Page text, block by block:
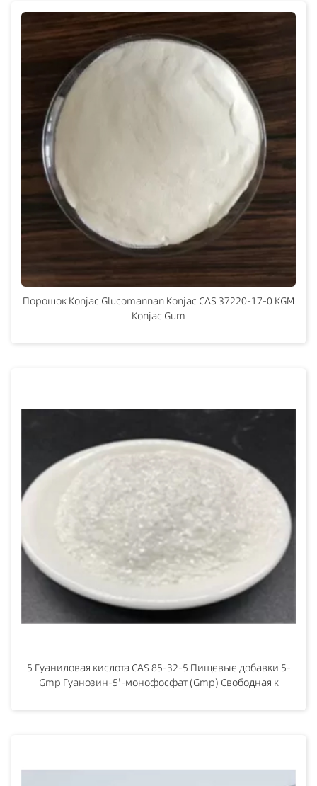
Порошок Konjac Glucomannan Konjac CAS 37220-17-0 KGM
Konjac Gum
5 Гуаниловая кислота CAS 85-32-5 Пищевые добавки 5-
Gmp Гуанозин-5'-монофосфат (Gmp) Свободная к